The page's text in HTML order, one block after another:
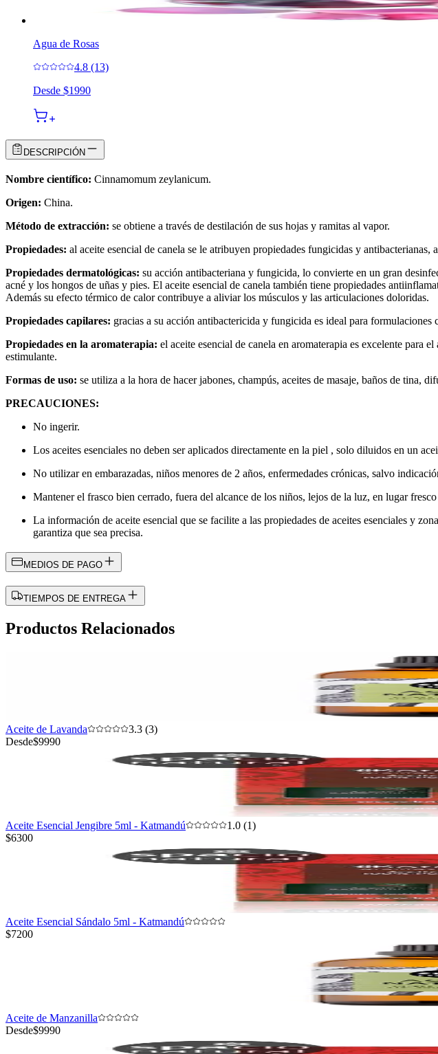
Agua de Rosas
4.8 (13)
Desde $1990
DESCRIPCIÓN
Nombre científico: Cinnamomum zeylanicum.
Origen: China.
Método de extracción: se obtiene a través de destilación de sus hojas y ramitas al vapor.
Propiedades: al aceite esencial de canela se le atribuyen propiedades fungicidas y
Propiedades dermatológicas: su acción antibacteriana y fungicida, lo convierte en un gran
acné y los hongos de uñas y pies. El aceite esencial de canela también tiene propiedades
Además su efecto térmico de calor contribuye a aliviar los músculos y las articulaciones doloridas.
Propiedades capilares: gracias a su acción antibactericida y fungicida es ideal para formulaciones
Propiedades en la aromaterapia: el aceite esencial de canela en aromaterapia es excelente para
estimulante.
Formas de uso: se utiliza a la hora de hacer jabones, champús, aceites de masaje, baños de tina,
PRECAUCIONES:
No ingerir.
Los aceites esenciales no deben ser aplicados directamente en la piel , solo diluidos en un
No utilizar en embarazadas, niños menores de 2 años, enfermedades crónicas, salvo
Mantener el frasco bien cerrado, fuera del alcance de los niños, lejos de la luz, en lugar
La información de aceite esencial que se facilite a las propiedades de aceites esenciales y
garantiza que sea precisa.
MEDIOS DE PAGO
TIEMPOS DE ENTREGA
Productos Relacionados
Aceite de Lavanda
3.3 (3)
Desde$9990
Aceite Esencial Jengibre 5ml - Katmandú
1.0 (1)
$6300
Aceite Esencial Sándalo 5ml - Katmandú
$7200
Aceite de Manzanilla
Desde$9990